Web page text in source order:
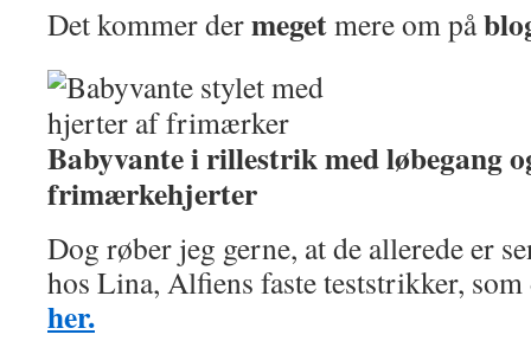
Det kommer dermegetmere om på
Babyvante i rillestrik med løbegang
frimærkehjerter
Dog røber jeg gerne, at de allerede er
hos Lina, Alfiens faste teststrikker,
her.